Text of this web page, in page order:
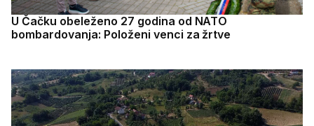
U Čačku obeleženo 27 godina od NATO
bombardovanja: Položeni venci za žrtve